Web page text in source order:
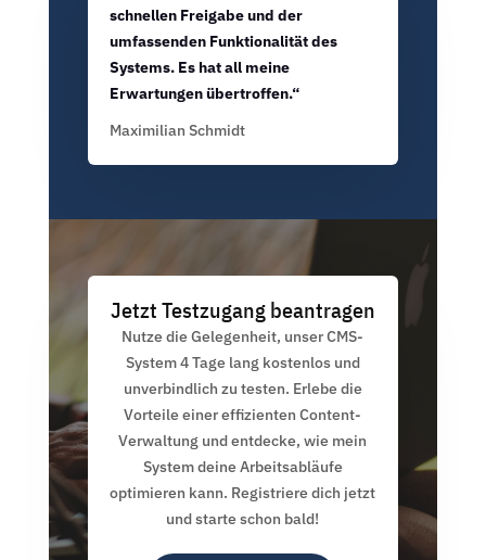
schnellen Freigabe und der
umfassenden Funktionalität des
Systems. Es hat all meine
Erwartungen übertroffen.“
Maximilian Schmidt
Jetzt Testzugang beantragen
Nutze die Gelegenheit, unser CMS-
System 4 Tage lang kostenlos und
unverbindlich zu testen. Erlebe die
Vorteile einer effizienten Content-
Verwaltung und entdecke, wie mein
System deine Arbeitsabläufe
optimieren kann. Registriere dich jetzt
und starte schon bald!